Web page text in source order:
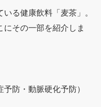
る健康飲料「麦茶」。
その一部を紹介しま
防・動脈硬化予防）